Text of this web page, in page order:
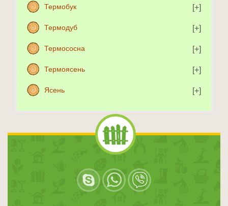
Термобук
Термодуб
Термососна
Термоясень
Ясень